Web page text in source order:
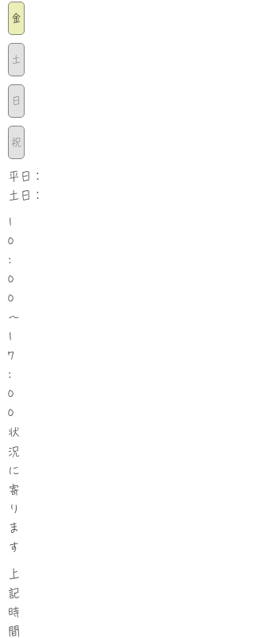
金
土
日
祝
平日：
土日：
1
0
:
0
0
～
1
7
:
0
0
状
況
に
寄
り
ま
す
上
記
時
間